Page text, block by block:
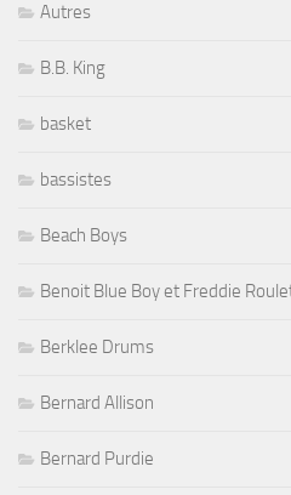
Autres
B.B. King
basket
bassistes
Beach Boys
Benoit Blue Boy et Freddie
Berklee Drums
Bernard Allison
Bernard Purdie